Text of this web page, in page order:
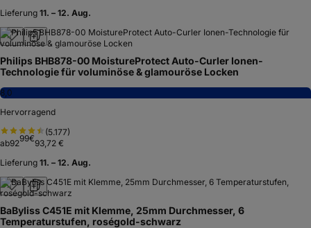
Lieferung 11. – 12. Aug.
Philips BHB878-00 MoistureProtect Auto-Curler Ionen-
Technologie für voluminöse & glamouröse Locken
8,0
Hervorragend
(5.177)
ab9299€93,72 €
Lieferung 11. – 12. Aug.
BaByliss C451E mit Klemme, 25mm Durchmesser, 6
Temperaturstufen, roségold-schwarz